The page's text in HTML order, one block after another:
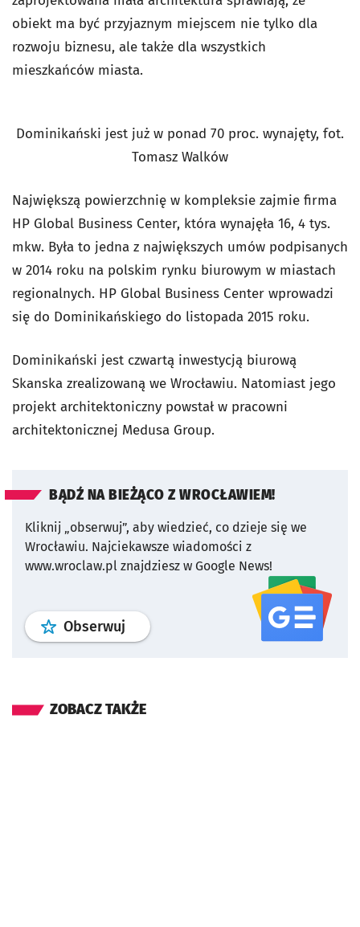
obiekt ma być przyjaznym miejscem nie tylko dla
rozwoju biznesu, ale także dla wszystkich
mieszkańców miasta.
Dominikański jest już w ponad 70 proc. wynajęty, fot.
Tomasz Walków
Największą powierzchnię w kompleksie zajmie firma
HP Global Business Center, która wynajęła 16, 4 tys.
mkw. Była to jedna z największych umów podpisanych
w 2014 roku na polskim rynku biurowym w miastach
regionalnych. HP Global Business Center wprowadzi
się do Dominikańskiego do listopada 2015 roku.
Dominikański jest czwartą inwestycją biurową
Skanska zrealizowaną we Wrocławiu. Natomiast jego
projekt architektoniczny powstał w pracowni
architektonicznej Medusa Group.
BĄDŹ NA BIEŻĄCO Z WROCŁAWIEM!
Kliknij „obserwuj”, aby wiedzieć, co dzieje się we
Wrocławiu. Najciekawsze wiadomości z
www.wroclaw.pl znajdziesz w Google News!
Obserwuj profil serwisu
ZOBACZ TAKŻE